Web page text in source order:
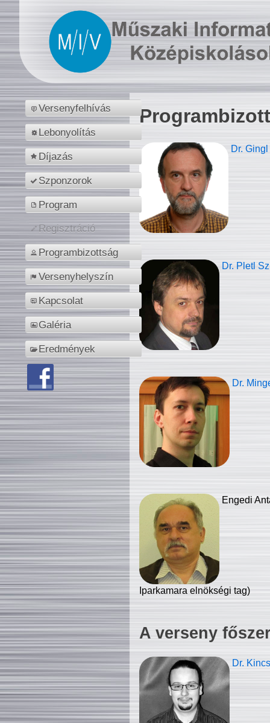
Versenyfelhívás
Lebonyolítás
Díjazás
Szponzorok
Program
Regisztráció
Programbizottság
Versenyhelyszín
Kapcsolat
Galéria
Eredmények
Dr.
Dr. Pletl
Dr.
Engedi
Iparkamara elnökségi tag)
A verseny
Dr.